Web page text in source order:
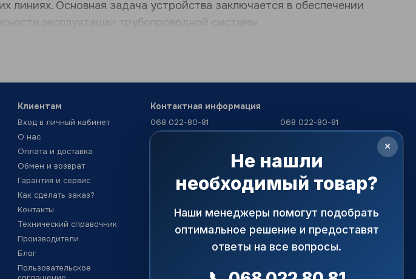
линиях. Основная задача устройства заключается в обеспечении
эксплуатации трубопроводной системы.
используются совместно с другой трубопроводной арматурой:
Клиентам
Вход в личный кабинет
О нас
Оплата и доставка
Обмен и возврат
Гарантия и сервис
Как сделать заказ?
Контакты
Технический справочник
Производители
Блог
Пользовательское
Контактная информация
068 022-80-81
099 387-28-27
Перезвонить вам?
068 022-80-81
office@armaprime.com.ua
02099, Украина, г. Киев, ул.
Бориспольская, 7, оф. 245 (БЦ
Карта проезда
×
Не нашли
необходимый товар?
Наши менеджеры помогут подобрать
оптимальное решение и предоставят
ответы на все вопросы.